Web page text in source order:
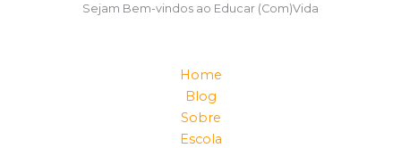
Sejam Bem-vindos ao Educar (Com)Vida
Home
Blog
Sobre
Escola